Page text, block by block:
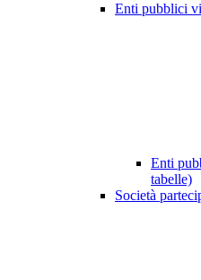
Enti pubblici
Enti
tabelle)
Società